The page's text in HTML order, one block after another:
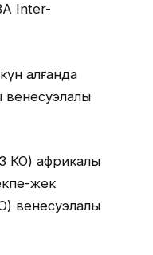
Inter-
қалғанда
КО) африкалық
жек
венесуэлалық